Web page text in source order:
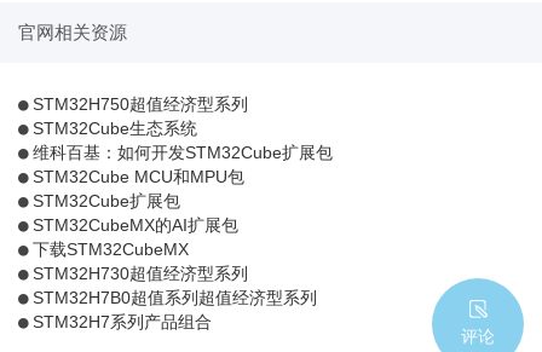
官网相关资源
STM32H750超值经济型系列
STM32Cube生态系统
维科百基：如何开发STM32Cube扩展包
STM32Cube MCU和MPU包
STM32Cube扩展包
STM32CubeMX的AI扩展包
下载STM32CubeMX
STM32H730超值经济型系列
STM32H7B0超值系列超值经济型系列
STM32H7系列产品组合
评论